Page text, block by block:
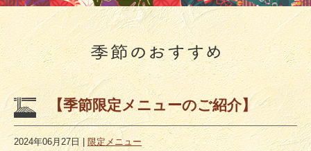
【季節限定メニューのご紹介】
2024年06月27日|限定メニュー